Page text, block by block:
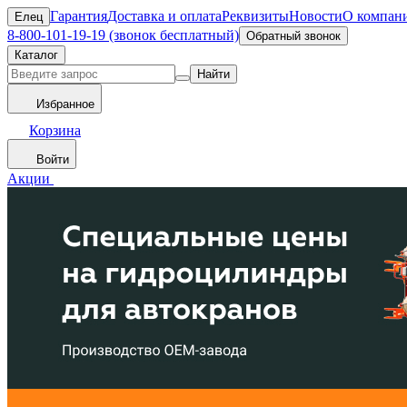
Елец ГарантияДоставка и оплатаРеквизитыНовостиО
8-800-101-19-19 (звонок бесплатный) Обратный звонок
Каталог
Найти
Избранное
Корзина
Войти
Акции